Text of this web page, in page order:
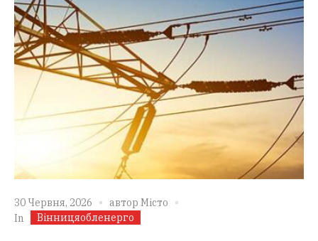
30 Червня, 2026 автор Місто
In
Вінницяобленерго